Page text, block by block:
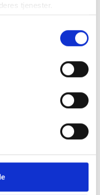
tjenester.
interviews med et